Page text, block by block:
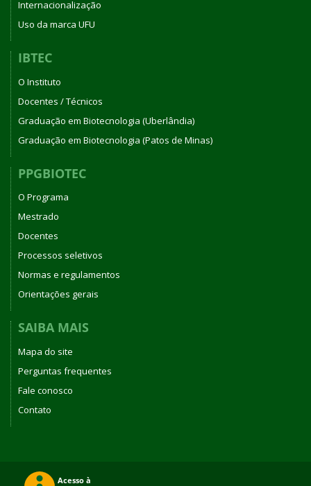
Internacionalização
Uso da marca UFU
IBTEC
O Instituto
Docentes / Técnicos
Graduação em Biotecnologia (Uberlândia)
Graduação em Biotecnologia (Patos de Minas)
PPGBIOTEC
O Programa
Mestrado
Docentes
Processos seletivos
Normas e regulamentos
Orientações gerais
SAIBA MAIS
Mapa do site
Perguntas frequentes
Fale conosco
Contato